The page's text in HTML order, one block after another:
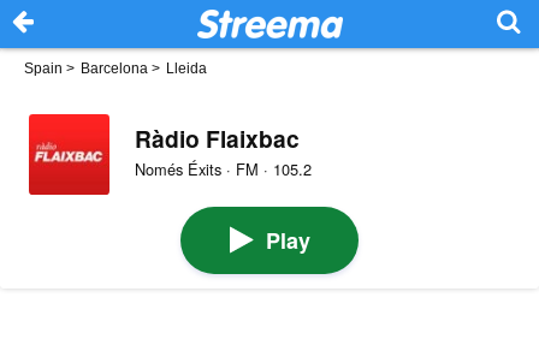
Spain > Barcelona > Lleida
Ràdio Flaixbac
Només Éxits · FM · 105.2
Play